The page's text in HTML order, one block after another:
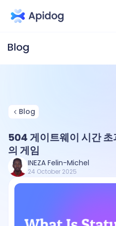
Blog
504 게이트웨이 시간
의 게임
INEZA Felin-Michel
24 October 2025